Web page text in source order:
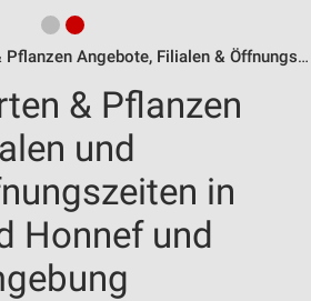
Angebote, Filialen & Öffnungszeiten
& Pflanzen
und
in
Honnef und